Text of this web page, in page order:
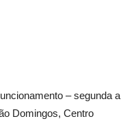
– segunda a
Domingos, Centro